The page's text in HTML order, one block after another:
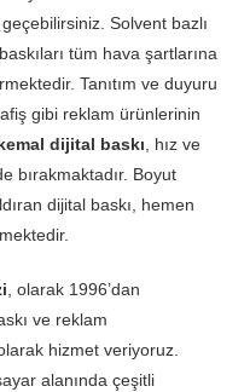
Solvent bazlı
tüm hava şartlarına
Tanıtım ve duyuru
gibi reklam ürünlerinin
dijital baskı , hız ve
bırakmaktadır. Boyut
dijital baskı, hemen
, olarak 1996’dan
ve reklam
hizmet veriyoruz.
alanında çeşitli